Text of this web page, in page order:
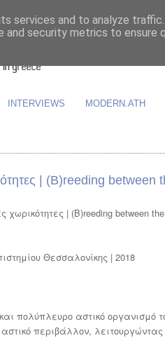
INTERVIEWS MODERN.ATH
| (B)reeding between
χωρικότητες | (B)reeding between
Θεσσαλονίκης | 2018
πολύπλευρο αστικό οργανισμό
περιβάλλον,
services and to analyze
and security metrics to ensure